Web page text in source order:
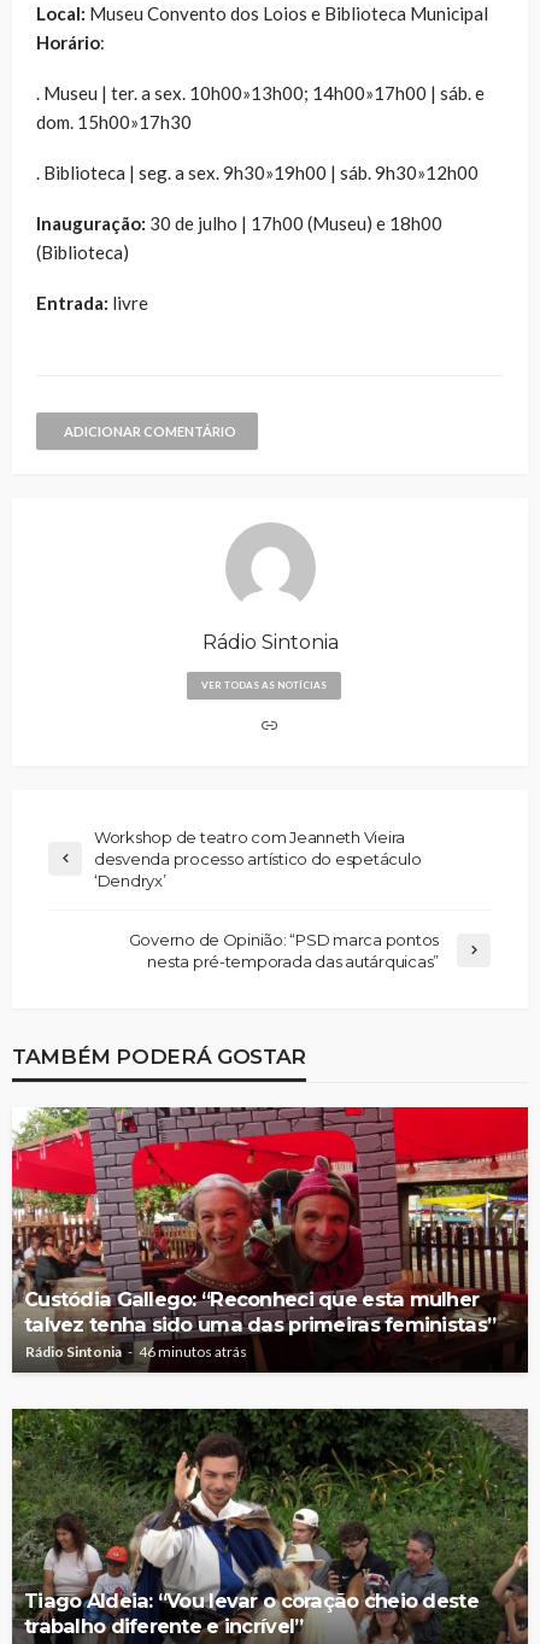
Local: Museu Convento dos Loios e Biblioteca Municipal
Horário:
. Museu | ter. a sex. 10h00»13h00; 14h00»17h00 | sáb. e
dom. 15h00»17h30
. Biblioteca | seg. a sex. 9h30»19h00 | sáb. 9h30»12h00
Inauguração: 30 de julho | 17h00 (Museu) e 18h00
(Biblioteca)
Entrada: livre
ADICIONAR COMENTÁRIO
Rádio Sintonia
VER TODAS AS NOTÍCIAS
Workshop de teatro com Jeanneth Vieira
desvenda processo artístico do espetáculo
‘Dendryx’
Governo de Opinião: “PSD marca pontos
nesta pré-temporada das autárquicas”
TAMBÉM PODERÁ GOSTAR
Custódia Gallego: “Reconheci que esta mulher
talvez tenha sido uma das primeiras feministas”
Rádio Sintonia 46 minutos atrás
Tiago Aldeia: “Vou levar o coração cheio deste
trabalho diferente e incrível”